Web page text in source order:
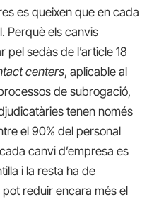
es queixen que en cada
Perquè els canvis
pel sedàs de l’article 18
centers, aplicable al
de subrogació,
tenen només
el 90% del personal
canvi d’empresa es
i la resta ha de
reduir encara més el